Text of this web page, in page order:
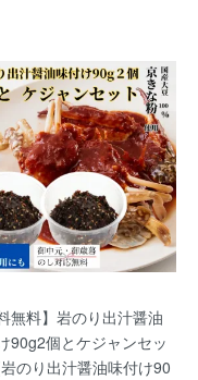
無料】岩のり出汁醤油
90g2個とケジャンセッ
のり出汁醤油味付け90